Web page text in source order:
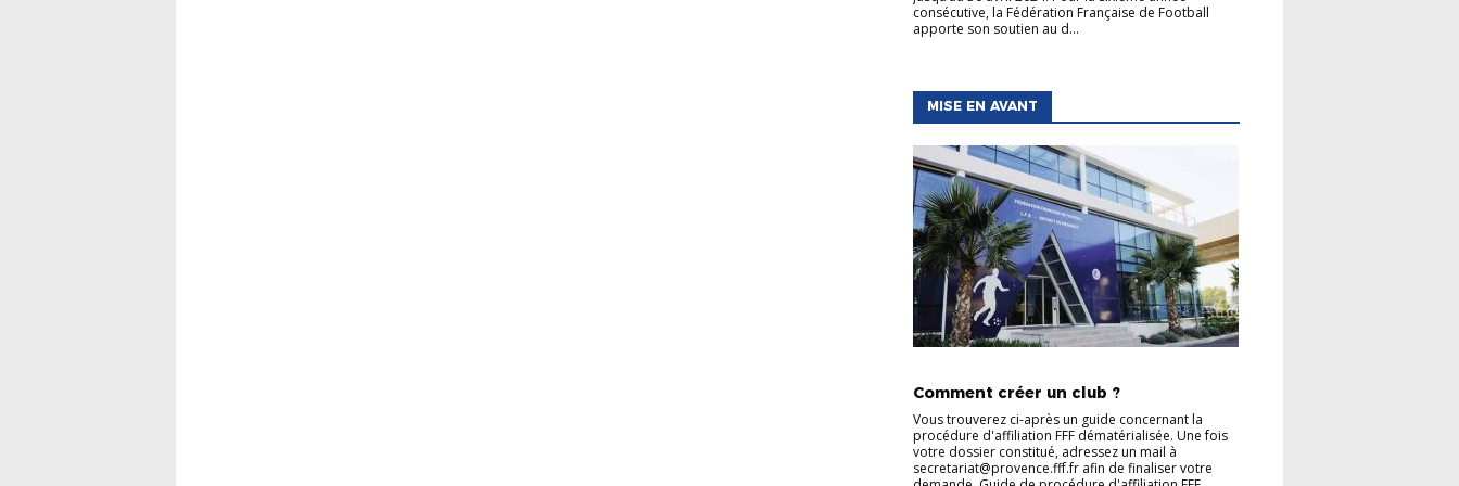
consécutive, la Fédération Française de Football
apporte son soutien au d...
MISE EN AVANT
Comment créer un club ?
Vous trouverez ci-après un guide concernant la
procédure d'affiliation FFF dématérialisée. Une fois
votre dossier constitué, adressez un mail à
secretariat@provence.fff.fr afin de finaliser votre